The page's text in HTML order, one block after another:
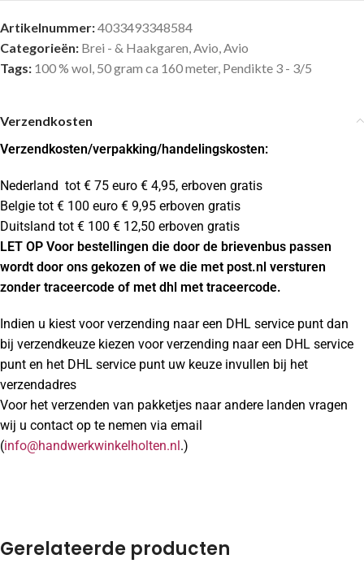
Artikelnummer:4033493348584
Categorieën: Brei - & Haakgaren Avio Avio
Tags: 100 % wol 50 gram ca 160 meter, Pendikte 3 - 3/5
Verzendkosten
Verzendkosten/verpakking/handelingskosten:
Nederland tot € 75 euro € 4,95, erboven gratis
Belgie tot € 100 euro € 9,95 erboven gratis
Duitsland tot € 100 € 12,50 erboven gratis
LET OP Voor bestellingen die door de brievenbus passen
wordt door ons gekozen of we die met post.nl versturen
zonder traceercode of met dhl met traceercode.
Indien u kiest voor verzending naar een DHL service punt dan
bij verzendkeuze kiezen voor verzending naar een DHL service
punt en het DHL service punt uw keuze invullen bij het
verzendadres
Voor het verzenden van pakketjes naar andere landen vragen
wij u contact op te nemen via email
(info@handwerkwinkelholten.nl.)
Gerelateerde producten